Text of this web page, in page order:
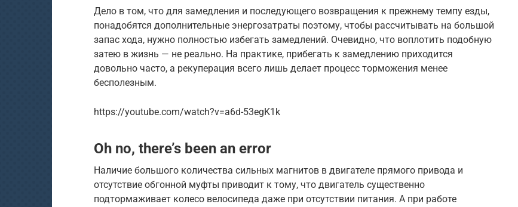
Дело в том, что для замедления и последующего возвращения к прежнему темпу езды,
понадобятся дополнительные энергозатраты поэтому, чтобы рассчитывать на большой
запас хода, нужно полностью избегать замедлений. Очевидно, что воплотить подобную
затею в жизнь — не реально. На практике, прибегать к замедлению приходится
довольно часто, а рекуперация всего лишь делает процесс торможения менее
бесполезным.
https://youtube.com/watch?v=a6d-53egK1k
Oh no, there’s been an error
Наличие большого количества сильных магнитов в двигателе прямого привода и
отсутствие обгонной муфты приводит к тому, что двигатель существенно
подтормаживает колесо велосипеда даже при отсутствии питания. А при работе